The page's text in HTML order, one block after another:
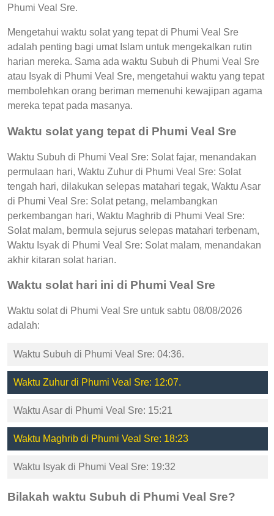
Phumi Veal Sre.
Mengetahui waktu solat yang tepat di Phumi Veal Sre
adalah penting bagi umat Islam untuk mengekalkan rutin
harian mereka. Sama ada waktu Subuh di Phumi Veal Sre
atau Isyak di Phumi Veal Sre, mengetahui waktu yang tepat
membolehkan orang beriman memenuhi kewajipan agama
mereka tepat pada masanya.
Waktu solat yang tepat di Phumi Veal Sre
Waktu Subuh di Phumi Veal Sre: Solat fajar, menandakan
permulaan hari, Waktu Zuhur di Phumi Veal Sre: Solat
tengah hari, dilakukan selepas matahari tegak, Waktu Asar
di Phumi Veal Sre: Solat petang, melambangkan
perkembangan hari, Waktu Maghrib di Phumi Veal Sre:
Solat malam, bermula sejurus selepas matahari terbenam,
Waktu Isyak di Phumi Veal Sre: Solat malam, menandakan
akhir kitaran solat harian.
Waktu solat hari ini di Phumi Veal Sre
Waktu solat di Phumi Veal Sre untuk sabtu 08/08/2026
adalah:
Waktu Subuh di Phumi Veal Sre: 04:36.
Waktu Zuhur di Phumi Veal Sre: 12:07.
Waktu Asar di Phumi Veal Sre: 15:21
Waktu Maghrib di Phumi Veal Sre: 18:23
Waktu Isyak di Phumi Veal Sre: 19:32
Bilakah waktu Subuh di Phumi Veal Sre?